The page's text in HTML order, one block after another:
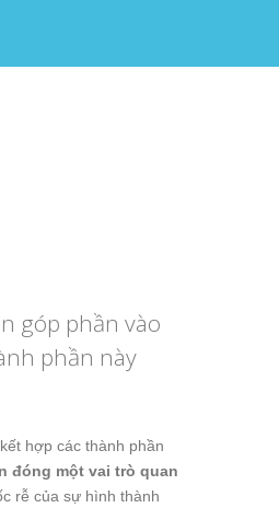
góp phần vào
phần này
hợp các thành phần
đóng một vai trò quan
rễ của sự hình thành